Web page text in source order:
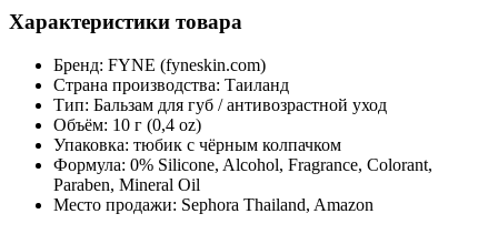
Характеристики товара
Бренд: FYNE (fyneskin.com)
Страна производства: Таиланд
Тип: Бальзам для губ / антивозрастной уход
Объём: 10 г (0,4 oz)
Упаковка: тюбик с чёрным колпачком
Формула: 0% Silicone, Alcohol, Fragrance, Colorant,
Paraben, Mineral Oil
Место продажи: Sephora Thailand, Amazon